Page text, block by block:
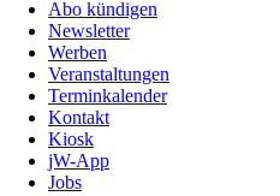
Abo kündigen
Newsletter
Werben
Veranstaltungen
Terminkalender
Kontakt
Kiosk
jW-App
Jobs